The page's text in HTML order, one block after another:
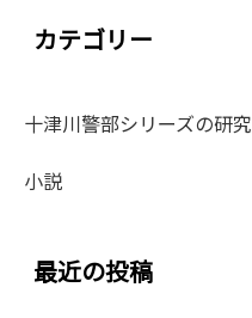
カテゴリー
十津川警部シリーズの研究
小説
最近の投稿